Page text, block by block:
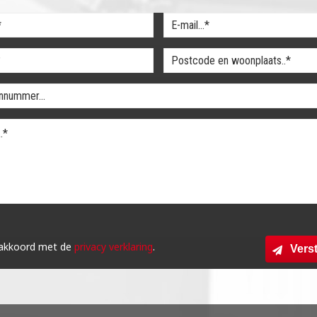
met de privacy verklaring.